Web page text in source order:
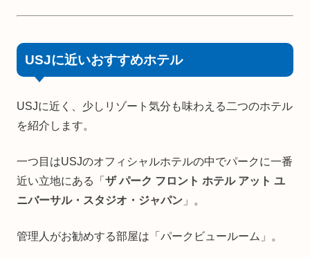
USJに近いおすすめホテル
USJに近く、少しリゾート気分も味わえる二つのホテル
を紹介します。
一つ目はUSJのオフィシャルホテルの中でパークに一番
近い立地にある「 ザ パーク フロント ホテル アット ユ
ニバーサル・スタジオ・ジャパン 」。
管理人がお勧めする部屋は「パークビュールーム」。